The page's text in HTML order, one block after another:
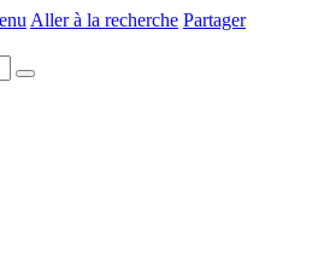
Aller à la recherche Partager